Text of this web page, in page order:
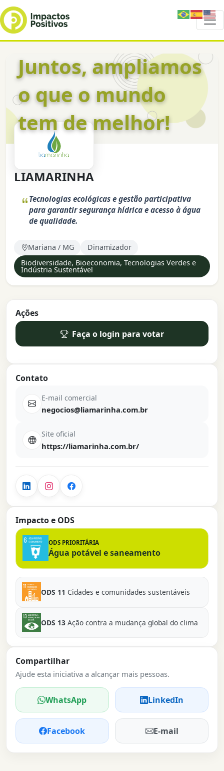
Juntos, ampliamos
o que o mundo
tem de melhor!
LIAMARINHA
Tecnologias ecológicas e gestão participativa
para garantir segurança hídrica e acesso à água
de qualidade.
Mariana / MG
Dinamizador
Biodiversidade, Bioeconomia, Tecnologias Verdes e
Indústria Sustentável
Ações
Faça o login para votar
Contato
E-mail comercial
negocios@liamarinha.com.br
Site oficial
https://liamarinha.com.br/
Impacto e ODS
ODS PRIORITÁRIA
Água potável e saneamento
ODS 11 Cidades e comunidades sustentáveis
ODS 13Ação contra a mudança global do clima
Compartilhar
Ajude esta iniciativa a alcançar mais pessoas.
WhatsApp LinkedIn
Facebook E-mail